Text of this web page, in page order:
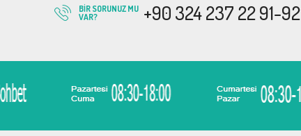
BIR SORUNUZ MU
VAR?
+90 324 237 22 91-92